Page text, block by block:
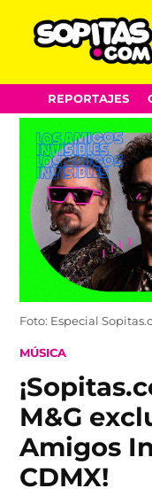
Skip
to
content
REPORTAJES
Foto: Especial
POSTED
MÚSICA
M&G
Amigos
CDMX!